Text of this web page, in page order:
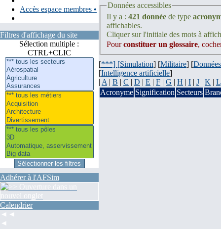
Accès espace membres •
Filtres d'affichage du site
Sélection multiple :
CTRL+CLIC
Adhérer à l'AFSim
Calendrier
◄◄
◄
Données accessibles
Il y a : 421 donnée de type
affichables.
Cliquer sur l'initiale des mots à
Pourconstituer un glossaire,
[***] [Simulation] [Militaire] [Données
[Intelligence artificielle]
| A | B | C | D | E | F | G | H | I | J | K | L
Acronyme Signification Secteurs